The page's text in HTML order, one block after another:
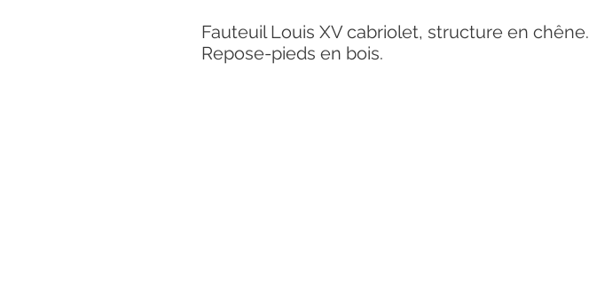
Fauteuil Louis XV cabriolet, structure en chêne.
Repose-pieds en bois.